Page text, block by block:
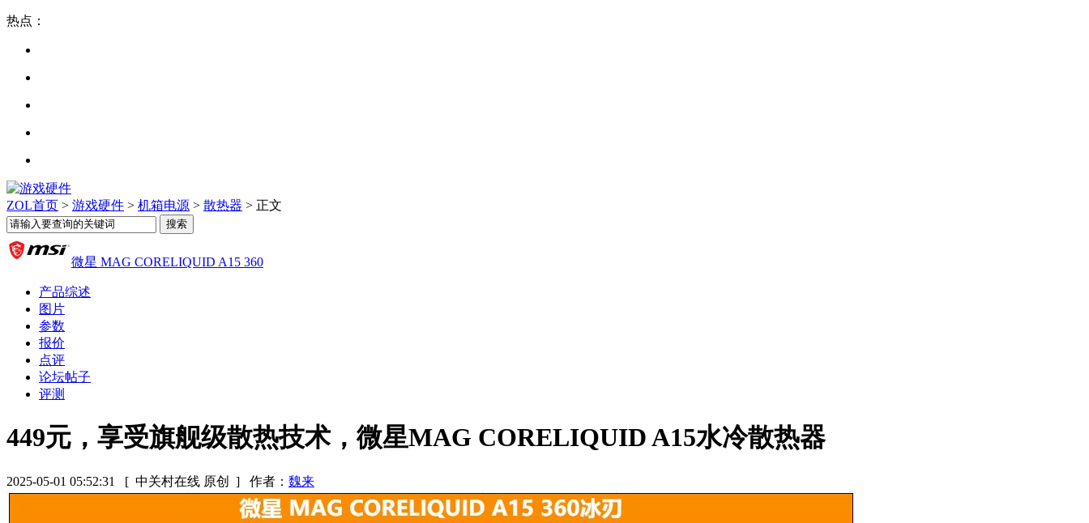
热点：
ZOL首页 > 游戏硬件 > 机箱电源 > 散热器 > 正文
微星 MAG CORELIQUID A15 360
产品综述
图片
参数
报价
点评
论坛帖子
评测
449元，享受旗舰级散热技术，微星MAG CORELIQUID A15水冷散热器
2025-05-01 05:52:31 [ 中关村在线 原创 ] 作者： 魏来